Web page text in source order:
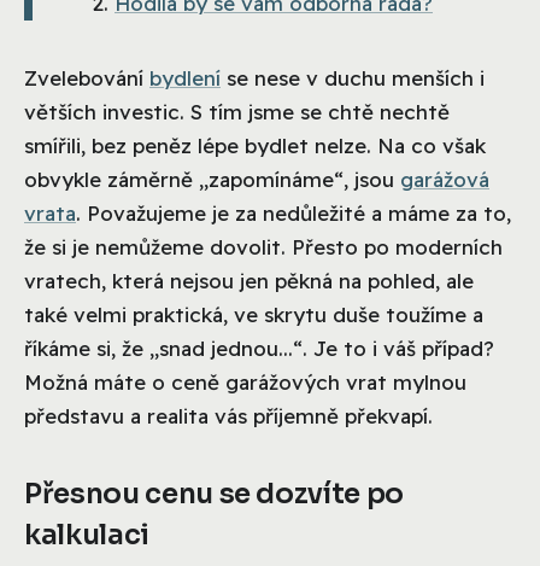
Zvelebování bydlení se nese v duchu menších i
větších investic. S tím jsme se chtě nechtě
smířili, bez peněz lépe bydlet nelze. Na co však
obvykle záměrně „zapomínáme“, jsou garážová
vrata. Považujeme je za nedůležité a máme za to,
že si je nemůžeme dovolit. Přesto po moderních
vratech, která nejsou jen pěkná na pohled, ale
také velmi praktická, ve skrytu duše toužíme a
říkáme si, že „snad jednou...“. Je to i váš případ?
Možná máte o ceně garážových vrat mylnou
představu a realita vás příjemně překvapí.
Přesnou cenu se dozvíte po
kalkulaci